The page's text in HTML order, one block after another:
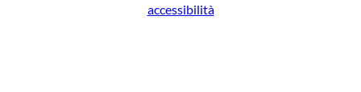
accessibilità